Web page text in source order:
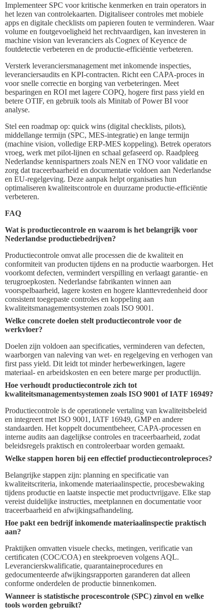
Implementeer SPC voor kritische kenmerken en train operators in
het lezen van controlekaarten. Digitaliseer controles met mobiele
apps en digitale checklists om papieren fouten te verminderen. Waar
volume en foutgevoeligheid het rechtvaardigen, kan investeren in
machine vision van leveranciers als Cognex of Keyence de
foutdetectie verbeteren en de productie-efficiëntie verbeteren.
Versterk leveranciersmanagement met inkomende inspecties,
leveranciersaudits en KPI-contracten. Richt een CAPA-proces in
voor snelle correctie en borging van verbeteringen. Meet
besparingen en ROI met lagere COPQ, hogere first pass yield en
betere OTIF, en gebruik tools als Minitab of Power BI voor
analyse.
Stel een roadmap op: quick wins (digital checklists, pilots),
middellange termijn (SPC, MES-integratie) en lange termijn
(machine vision, volledige ERP-MES koppeling). Betrek operators
vroeg, werk met pilot-lijnen en schaal gefaseerd op. Raadpleeg
Nederlandse kennispartners zoals NEN en TNO voor validatie en
zorg dat traceerbaarheid en documentatie voldoen aan Nederlandse
en EU-regelgeving. Deze aanpak helpt organisaties hun
optimaliseren kwaliteitscontrole en duurzame productie-efficiëntie
verbeteren.
FAQ
Wat is productiecontrole en waarom is het belangrijk voor
Nederlandse productiebedrijven?
Productiecontrole omvat alle processen die de kwaliteit en
conformiteit van producten tijdens en na productie waarborgen. Het
voorkomt defecten, vermindert verspilling en verlaagt garantie- en
terugroepkosten. Nederlandse fabrikanten winnen aan
voorspelbaarheid, lagere kosten en hogere klanttevredenheid door
consistent toegepaste controles en koppeling aan
kwaliteitsmanagementsystemen zoals ISO 9001.
Welke concrete doelen stelt productiecontrole voor de
werkvloer?
Doelen zijn voldoen aan specificaties, verminderen van defecten,
waarborgen van naleving van wet- en regelgeving en verhogen van
first pass yield. Dit leidt tot minder herbewerkingen, lagere
materiaal- en arbeidskosten en een betere marge per productlijn.
Hoe verhoudt productiecontrole zich tot
kwaliteitsmanagementsystemen zoals ISO 9001 of IATF 16949?
Productiecontrole is de operationele vertaling van kwaliteitsbeleid
en integreert met ISO 9001, IATF 16949, GMP en andere
standaarden. Het koppelt documentbeheer, CAPA-processen en
interne audits aan dagelijkse controles en traceerbaarheid, zodat
beleidsregels praktisch en controleerbaar worden gemaakt.
Welke stappen horen bij een effectief productiecontroleproces?
Belangrijke stappen zijn: planning en specificatie van
kwaliteitscriteria, inkomende materiaalinspectie, procesbewaking
tijdens productie en laatste inspectie met productvrijgave. Elke stap
vereist duidelijke instructies, meetplannen en documentatie voor
traceerbaarheid en afwijkingsafhandeling.
Hoe pakt een bedrijf inkomende materiaalinspectie praktisch
aan?
Praktijken omvatten visuele checks, metingen, verificatie van
certificaten (COC/COA) en steekproeven volgens AQL.
Leverancierskwalificatie, quarantaineprocedures en
gedocumenteerde afwijkingsrapporten garanderen dat alleen
conforme onderdelen de productie binnenkomen.
Wanneer is statistische procescontrole (SPC) zinvol en welke
tools worden gebruikt?